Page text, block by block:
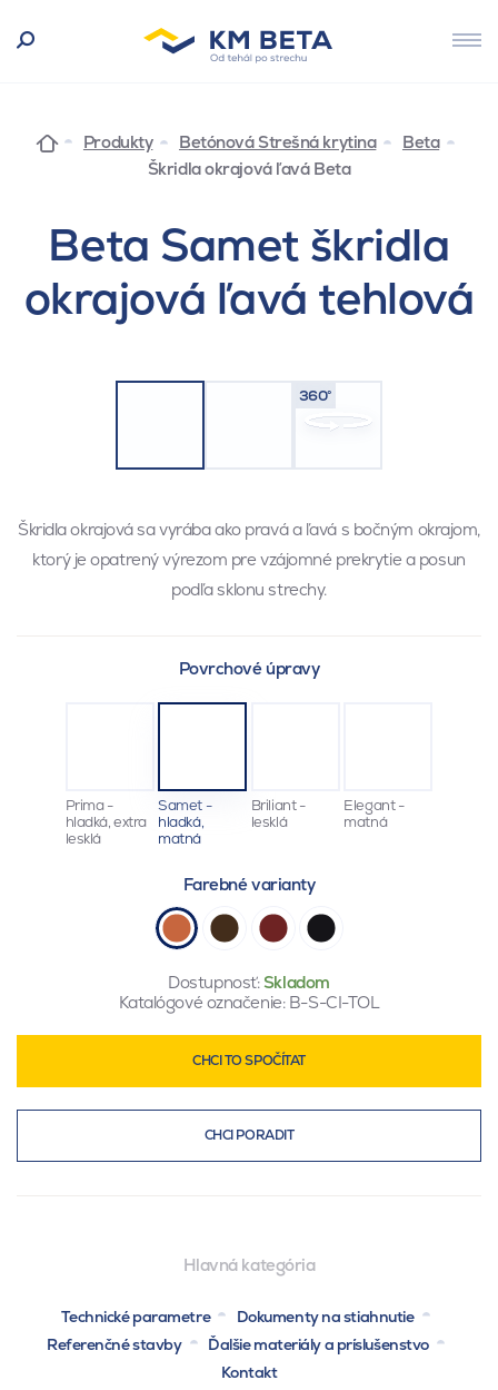
Produkty Betónová Strešná krytina
Beta
Škridla okrajová ľavá Beta
Beta Samet škridla
okrajová ľavá tehlová
360°
Škridla okrajová sa vyrába ako pravá a ľavá s bočným okrajom,
ktorý je opatrený výrezom pre vzájomné prekrytie a posun
podľa sklonu strechy.
Povrchové úpravy
Prima -
hladká, extra
lesklá
Samet -
hladká,
matná
Briliant -
lesklá
Elegant -
matná
Farebné varianty
Dostupnosť:Skladom
Katalógové označenie: B-S-CI-TOL
CHCI TO SPOČÍTAT
CHCI PORADIT
Hlavná kategória
Technické parametre
Dokumenty na stiahnutie
Referenčné stavby
Ďalšie materiály a príslušenstvo
Kontakt